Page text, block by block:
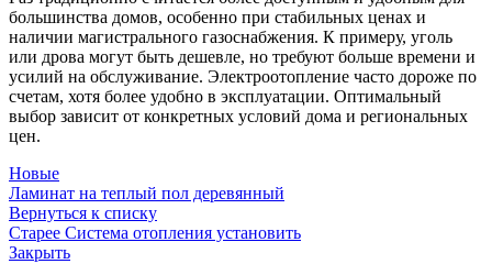
большинства домов, особенно при стабильных ценах и
наличии магистрального газоснабжения. К примеру, уголь
или дрова могут быть дешевле, но требуют больше времени и
усилий на обслуживание. Электроотопление часто дороже по
счетам, хотя более удобно в эксплуатации. Оптимальный
выбор зависит от конкретных условий дома и региональных
цен.
Новые
Ламинат на теплый пол деревянный
Вернуться к списку
Старее Система отопления установить
Закрыть